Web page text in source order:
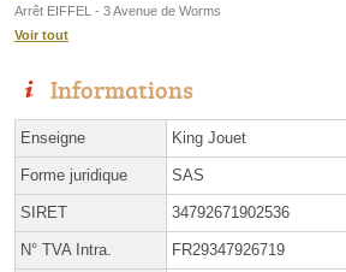
Arrêt EIFFEL - 3 Avenue de Worms
Voir tout
Informations
Enseigne King Jouet
Forme juridique SAS
SIRET 34792671902536
N° TVA Intra. FR29347926719